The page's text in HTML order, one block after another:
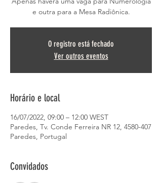
e outra para a Mesa Radiônica.
O registro está fechado
Ver outros eventos
Horário e local
16/07/2022, 09:00 – 12:00 WEST
Paredes, Tv. Conde Ferreira NR 12, 4580-407
Paredes, Portugal
Convidados